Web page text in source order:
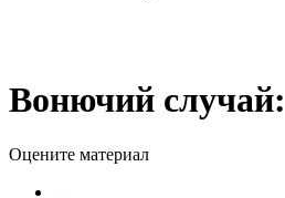
Вонючий
Оцените материал